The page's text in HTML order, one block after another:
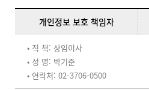
개인정보 보호 책임자
• 직 책: 상임이사
• 성 명: 박기준
• 연락처: 02-3706-0500